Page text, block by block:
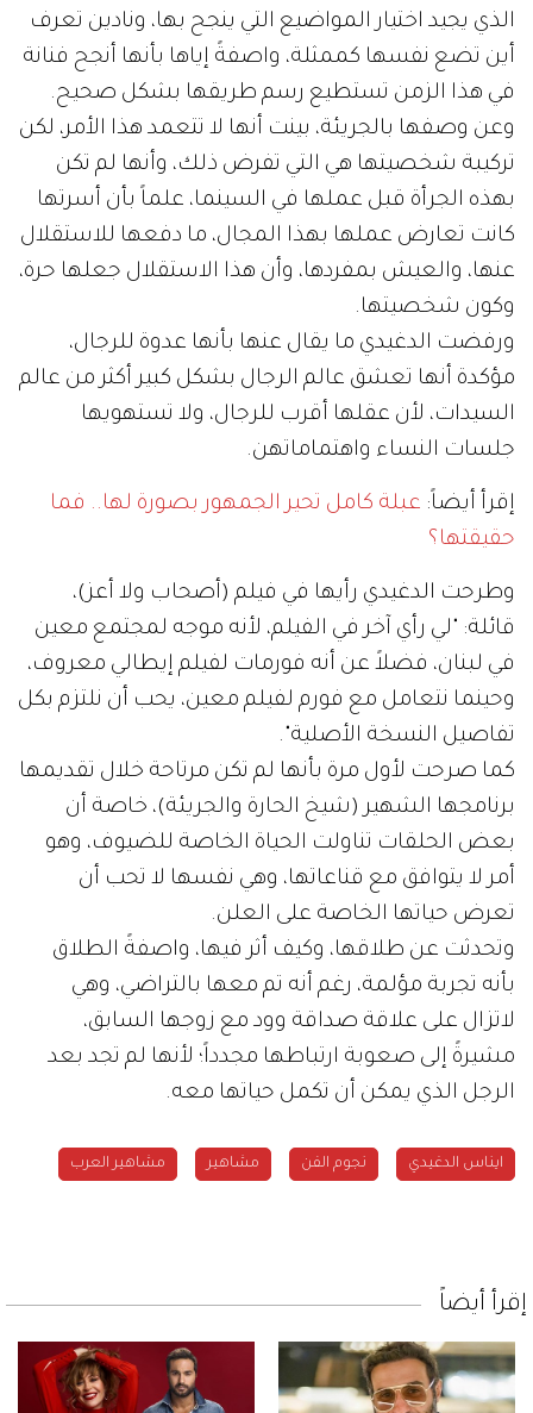
الذي يجيد اختيار المواضيع التي ينجح بها، ونادين تعرف
أين تضع نفسها كممثلة، واصفةً إياها بأنها أنجح فنانة
في هذا الزمن تستطيع رسم طريقها بشكل صحيح.
وعن وصفها بالجريئة، بينت أنها لا تتعمد هذا الأمر، لكن
تركيبة شخصيتها هي التي تفرض ذلك، وأنها لم تكن
بهذه الجرأة قبل عملها في السينما، علماً بأن أسرتها
كانت تعارض عملها بهذا المجال، ما دفعها للاستقلال
عنها، والعيش بمفردها، وأن هذا الاستقلال جعلها حرة،
وكون شخصيتها.
ورفضت الدغيدي ما يقال عنها بأنها عدوة للرجال،
مؤكدة أنها تعشق عالم الرجال بشكل كبير أكثر من عالم
السيدات، لأن عقلها أقرب للرجال، ولا تستهويها
جلسات النساء واهتماماتهن.
إقرأ أيضاً: عبلة كامل تحير الجمهور بصورة لها.. فما
حقيقتها؟
وطرحت الدغيدي رأيها في فيلم (أصحاب ولا أعز)،
قائلة: "لي رأي آخر في الفيلم، لأنه موجه لمجتمع معين
في لبنان، فضلاً عن أنه فورمات لفيلم إيطالي معروف،
وحينما نتعامل مع فورم لفيلم معين، يحب أن نلتزم بكل
تفاصيل النسخة الأصلية".
كما صرحت لأول مرة بأنها لم تكن مرتاحة خلال تقديمها
برنامجها الشهير (شيخ الحارة والجريئة)، خاصة أن
بعض الحلقات تناولت الحياة الخاصة للضيوف، وهو
أمر لا يتوافق مع قناعاتها، وهي نفسها لا تحب أن
تعرض حياتها الخاصة على العلن.
وتحدثت عن طلاقها، وكيف أثر فيها، واصفةً الطلاق
بأنه تجربة مؤلمة، رغم أنه تم معها بالتراضي، وهي
لاتزال على علاقة صداقة وود مع زوجها السابق،
مشيرةً إلى صعوبة ارتباطها مجدداً؛ لأنها لم تجد بعد
الرجل الذي يمكن أن تكمل حياتها معه.
ايناس الدغيدي نجوم الفن مشاهير مشاهير العرب
إقرأ أيضاً